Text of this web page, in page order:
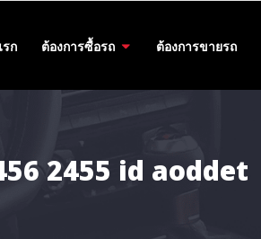
ก ต้องการซื้อรถ ต้องการขายรถ
2455 id aoddet